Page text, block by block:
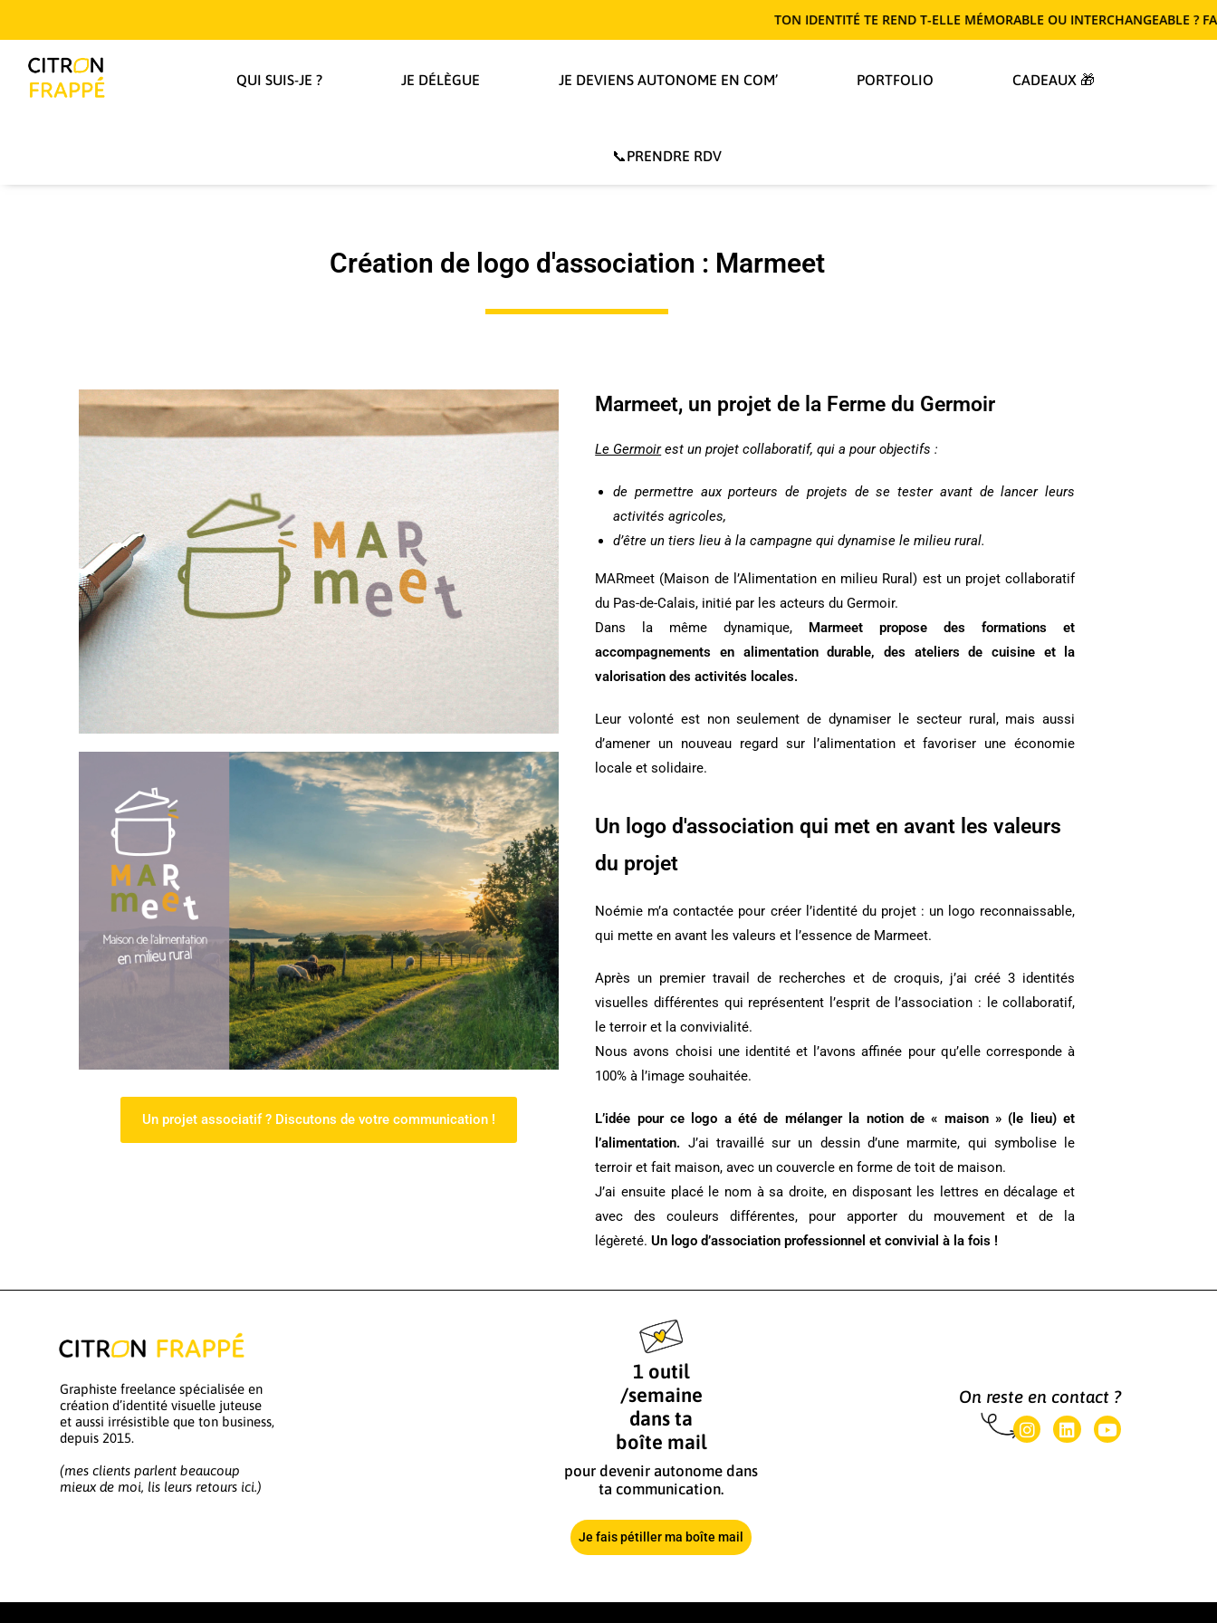
TON IDENTITÉ TE REND T-ELLE MÉMORABLE OU INTERCHANGEABLE ? FAIS LE
QUI SUIS-JE ? JE DÉLÈGUE JE DEVIENS AUTONOME EN COM’ PORTFOLIO CADEAUX 🎁
📞PRENDRE RDV
Création de logo d'association : Marmeet
Un projet associatif ? Discutons de votre communication !
Marmeet, un projet de la Ferme du Germoir
Le Germoirest un projet collaboratif, qui a pour objectifs :
de permettre aux porteurs de projets de se tester avant de lancer leurs
activités agricoles,
d’être un tiers lieu à la campagne qui dynamise le milieu rural.
MARmeet (Maison de l’Alimentation en milieu Rural) est un projet collaboratif
du Pas-de-Calais, initié par les acteurs du Germoir.
Dans la même dynamique, Marmeet propose des formations et
accompagnements en alimentation durable, des ateliers de cuisine et la
valorisation des activités locales.
Leur volonté est non seulement de dynamiser le secteur rural, mais aussi
d’amener un nouveau regard sur l’alimentation et favoriser une économie
locale et solidaire.
Un logo d'association qui met en avant les valeurs
du projet
Noémie m’a contactée pour créer l’identité du projet: un logo reconnaissable,
qui mette en avant les valeurs et l’essence de Marmeet.
Après un premier travail de recherches et de croquis, j’ai créé 3 identités
visuelles différentes qui représentent l’esprit de l’association : le collaboratif,
le terroir et la convivialité.
Nous avons choisi une identité et l’avons affinée pour qu’elle corresponde à
100% à l’image souhaitée.
L’idée pour ce logo a été de mélanger la notion de « maison » (le lieu) et
l’alimentation. J’ai travaillé sur un dessin d’une marmite, qui symbolise le
terroir et fait maison, avec un couvercle en forme de toit de maison.
J’ai ensuite placé le nom à sa droite, en disposant les lettres en décalage et
avec des couleurs différentes, pour apporter du mouvement et de la
légèreté.Un logo d’association professionnel et convivial à la fois !
Graphiste freelance spécialisée en
création d’identité visuelle juteuse
et aussi irrésistible que ton business,
depuis 2015.
(mes clients parlent beaucoup
mieux de moi, lis leurs retours ici.)
1 outil
/semaine
dans ta
boîte mail
pour devenir autonome dans
ta communication.
Je fais pétiller ma boîte mail
On reste en contact ?